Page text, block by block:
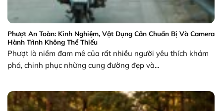
Phượt An Toàn: Kinh Nghiệm, Vật Dụng Cần Chuẩn Bị Và Camera
Hành Trình Không Thể Thiếu
Phượt là niềm đam mê của rất nhiều người yêu thích khám
phá, chinh phục những cung đường đẹp và...